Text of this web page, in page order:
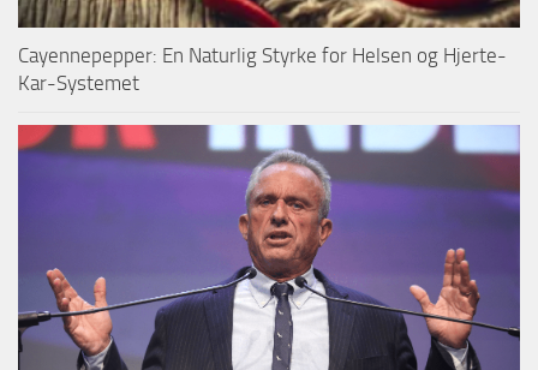
Cayennepepper: En Naturlig Styrke for Helsen og Hjerte-
Kar-Systemet